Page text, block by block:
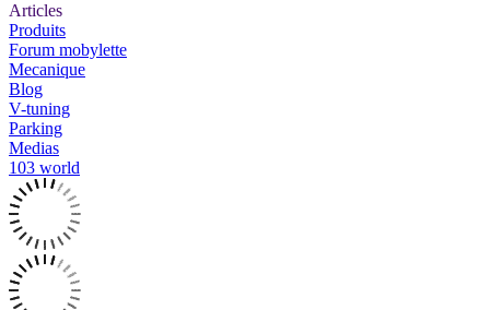
Articles
Produits
Forum mobylette
Mecanique
Blog
V-tuning
Parking
Medias
103 world